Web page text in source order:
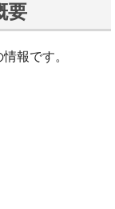
要
報です。